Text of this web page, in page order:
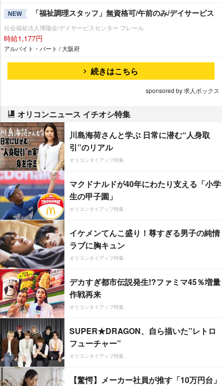
NEW 「福祉調理スタッフ」無資格可/午前のみ/デイサービス
社会福祉法人博陽会/デイサービスセンター フレール
時給1,177円
アルバイト・パート / 大阪府
続きはこちら
sponsored by 求人ボックス
オリコンニュース イチオシ特集
川島海荷さんと学ぶ 日常に潜む“人身取
引”のリアル
オリコンタイアップ特集
マクドナルドが40年にわたり支える「小学
生の甲子園」
オリコンタイアップ特集
イケメンてんこ盛り！尊すぎる男子の純情
ラブに胸キュン
オリコンタイアップ特集
デカすぎ都市伝説発生!?ファミマ45％増量
作戦再来
オリコンタイアップ特集
SUPER★DRAGON、自ら描いた”レトロ
フューチャー”
オリコンタイアップ特集
【驚愕】メーカー社員が推す「10万円台」